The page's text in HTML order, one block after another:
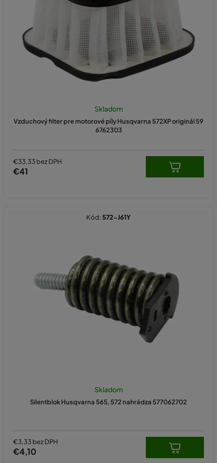
Vzduchový filter pre motorové píly Husqvarna 572XP originál 59
6762303
Skladom
€33,33 bez DPH
€41
Silentblok Husqvarna 565, 572 nahrádza 577062702
Skladom
€3,33 bez DPH
€4,10
Kód: 572-J61Y